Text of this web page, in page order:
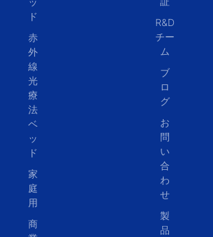
ド
赤
外
線
光
療
法
ベ
ッ
ド
家
庭
用
商
R&D
チー
ム
ブ
ロ
グ
お
問
い
合
わ
せ
製
品